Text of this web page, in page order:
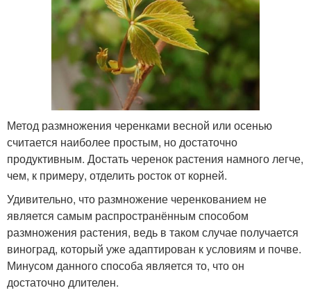
Метод размножения черенками весной или осенью
считается наиболее простым, но достаточно
продуктивным. Достать черенок растения намного легче,
чем, к примеру, отделить росток от корней.
Удивительно, что размножение черенкованием не
является самым распространённым способом
размножения растения, ведь в таком случае получается
виноград, который уже адаптирован к условиям и почве.
Минусом данного способа является то, что он
достаточно длителен.